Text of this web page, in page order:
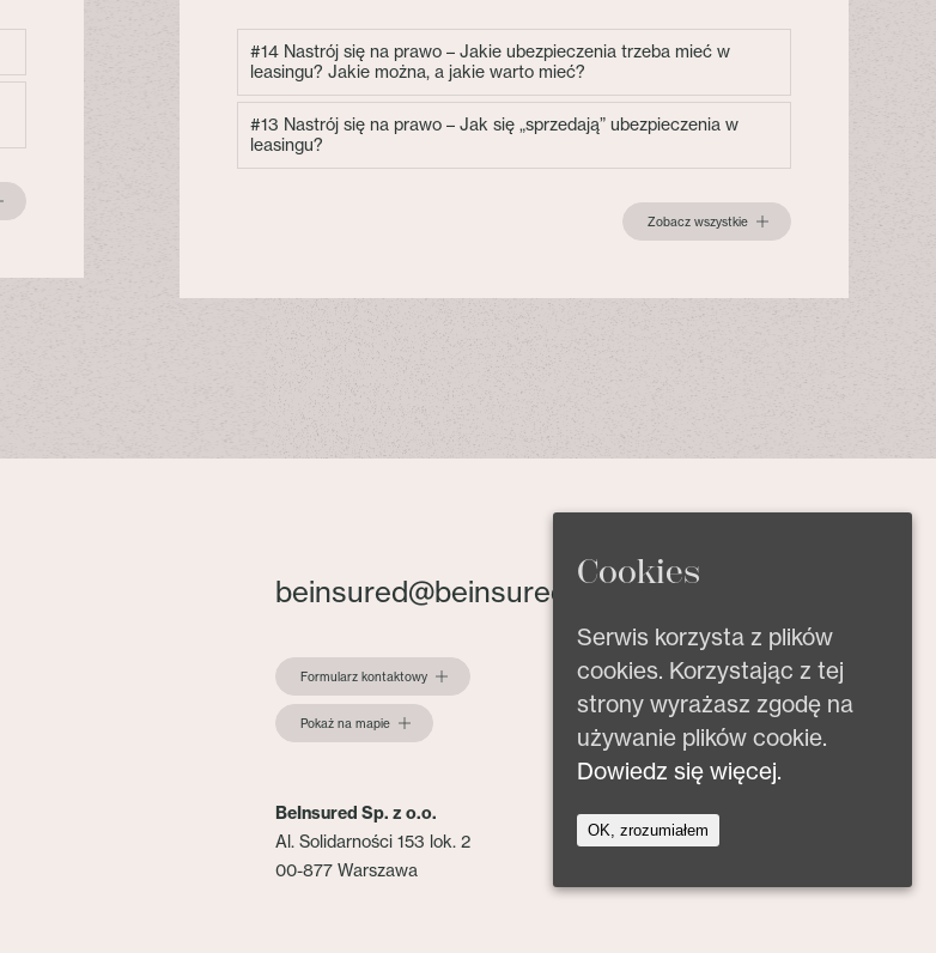
#14 Nastrój się na prawo – Jakie ubezpieczenia trzeba mieć w
leasingu? Jakie można, a jakie warto mieć?
#13 Nastrój się na prawo – Jak się „sprzedają” ubezpieczenia w
leasingu?
Zobacz wszystkie
beinsured@beinsured.pl
Formularz kontaktowy
Pokaż na mapie
BeInsured Sp. z o.o.
Al. Solidarności 153 lok. 2
00-877 Warszawa
Cookies
Serwis korzysta z plików
cookies. Korzystając z tej
strony wyrażasz zgodę na
używanie plików cookie.
Dowiedz się więcej.
OK, zrozumiałem